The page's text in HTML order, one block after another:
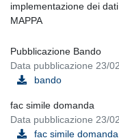
implementazione dei
MAPPA
Pubblicazione Bando
Data pubblicazione 23/
bando
fac simile domanda
Data pubblicazione 23/
fac simile domanda